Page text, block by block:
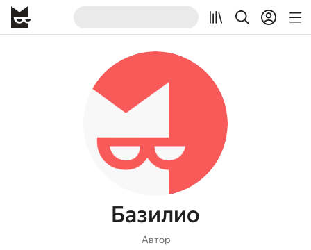
Базилио
Автор